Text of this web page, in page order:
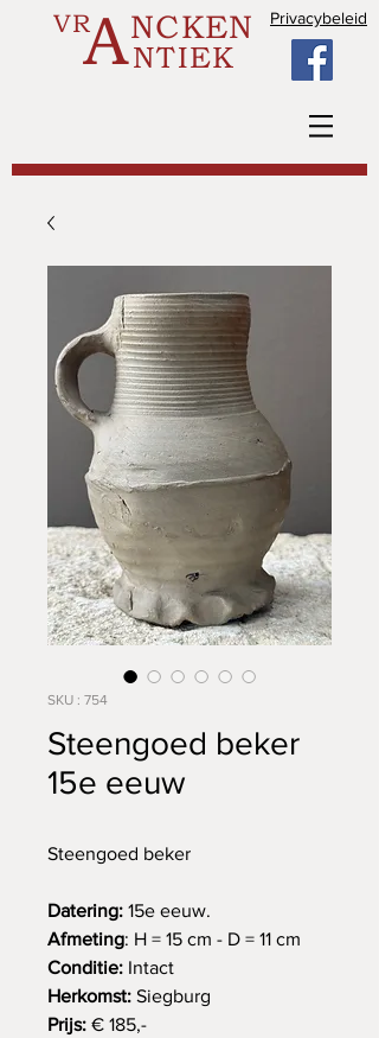
VRANTIEK
Privacybeleid
NCKEN
SKU : 754
Steengoed beker
15e eeuw
Steengoed beker
Datering: 15e eeuw.
Afmeting: H = 15 cm - D = 11 cm
Conditie: Intact
Herkomst: Siegburg
Prijs: € 185,-